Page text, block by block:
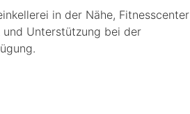
in der Nähe, Fitnesscenter
und Unterstützung bei der